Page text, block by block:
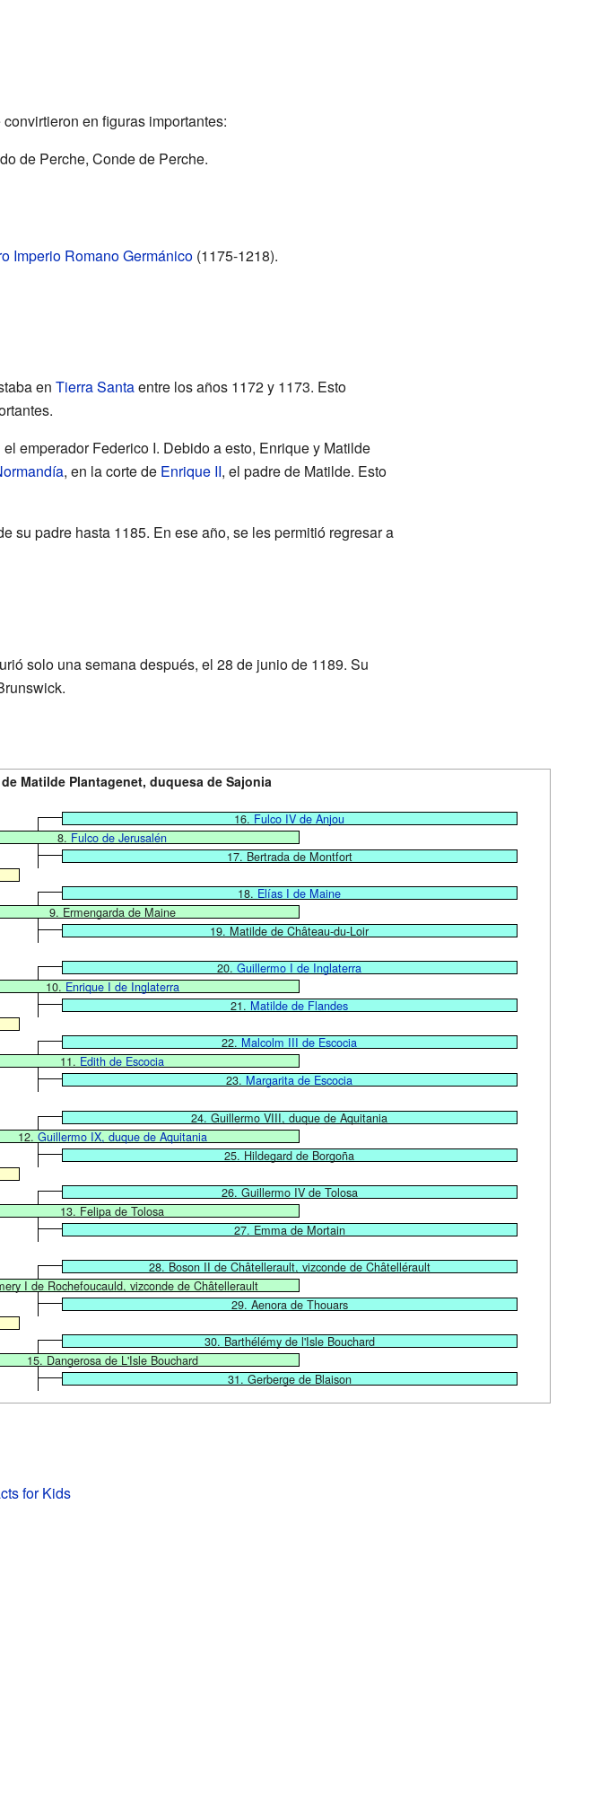
en figuras importantes:
de Perche, Conde de Perche.
Imperio Romano Germánico(1175-1218).
en Tierra Santaentre los años 1172 y 1173. Esto
emperador Federico I. Debido a esto, Enrique y Matilde
, en la corte de Enrique II, el padre de Matilde. Esto
su padre hasta 1185. En ese año, se les permitió regresar a
solo una semana después, el 28 de junio de 1189. Su
Matilde Plantagenet, duquesa de Sajonia
16.Fulco IV de Anjou
8.Fulco de Jerusalén
17. Bertrada de Montfort
18.Elías I de Maine
9. Ermengarda de Maine
19. Matilde de Château-du-Loir
20.Guillermo I de Inglaterra
10.Enrique I de Inglaterra
21.Matilde de Flandes
22.Malcolm III de Escocia
11.Edith de Escocia
23.Margarita de Escocia
24. Guillermo VIII, duque de Aquitania
12.Guillermo IX, duque de Aquitania
25. Hildegard de Borgoña
26. Guillermo IV de Tolosa
13. Felipa de Tolosa
27. Emma de Mortain
28. Boson II de Châtellerault, vizconde de Châtellérault
I de Rochefoucauld, vizconde de Châtellerault
29. Aenora de Thouars
30. Barthélémy de l'Isle Bouchard
15. Dangerosa de L'Isle Bouchard
31. Gerberge de Blaison
for Kids